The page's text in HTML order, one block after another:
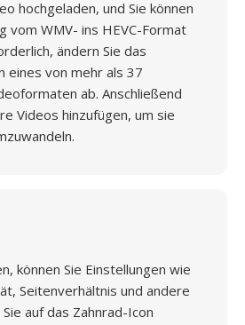
hochgeladen, und Sie können
vom WMV- ins HEVC-Format
ändern Sie das
eines von mehr als 37
ab. Anschließend
Videos hinzufügen, um sie
können Sie Einstellungen wie
Seitenverhältnis und andere
auf das Zahnrad-Icon